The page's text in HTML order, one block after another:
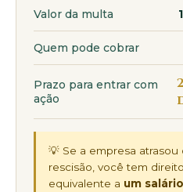
Valor da multa
Quem pode cobrar
Prazo para entrar com
ação
💡 Se a empresa
rescisão, você tem
equivalente a um salário